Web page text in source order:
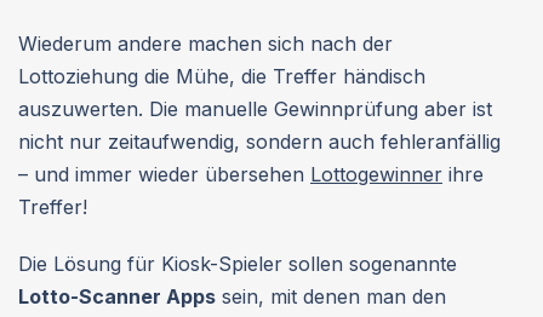
Wiederum andere machen sich nach der
Lottoziehung die Mühe, die Treffer händisch
auszuwerten. Die manuelle Gewinnprüfung aber ist
nicht nur zeitaufwendig, sondern auch fehleranfällig
– und immer wieder übersehen Lottogewinner ihre
Treffer!
Die Lösung für Kiosk-Spieler sollen sogenannte
Lotto-Scanner Apps sein, mit denen man den